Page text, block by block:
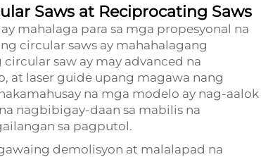
Saws at Reciprocating Saws
mahalaga para sa mga propesyonal na
circular saws ay mahahalagang
saw ay may advanced na
at laser guide upang magawa nang
na mga modelo ay nag-aalok
nagbibigay-daan sa mabilis na
sa pagputol.
demolisyon at malalapad na